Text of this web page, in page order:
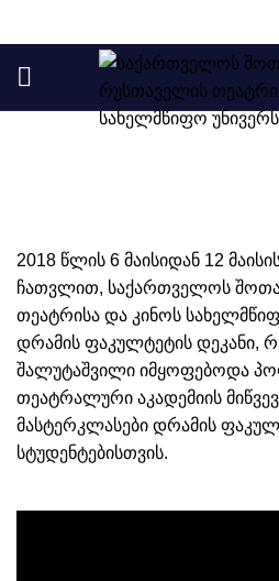
2018 წლის 6 მაისიდან 12
ჩათვლით, საქართველოს
თეატრისა და კინოს
დრამის ფაკულტეტის დეკანი,
შალუტაშვილი იმყოფებოდა
თეატრალური აკადემიის
მასტერკლასები დრამის
სტუდენტებისთვის.